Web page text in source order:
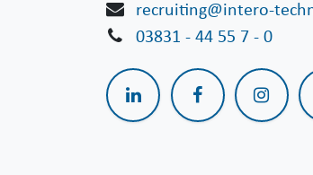
recruiting@intero-
03831 - 44 55 7 - 0